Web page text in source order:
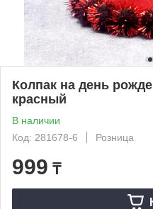
Колпак на день
красный
В наличии
Код: 281678-6
Розница
999 ₸